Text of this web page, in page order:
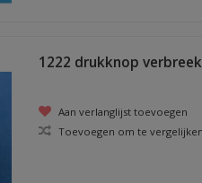
1222 drukknop
Aan verlanglijst toevoegen
Toevoegen om te vergelijken